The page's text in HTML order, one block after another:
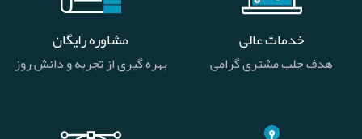
خدمات عالی
هدف جلب مشتری گرامی
مشاوره رایگان
بهره گیری از تجربه و دانش روز